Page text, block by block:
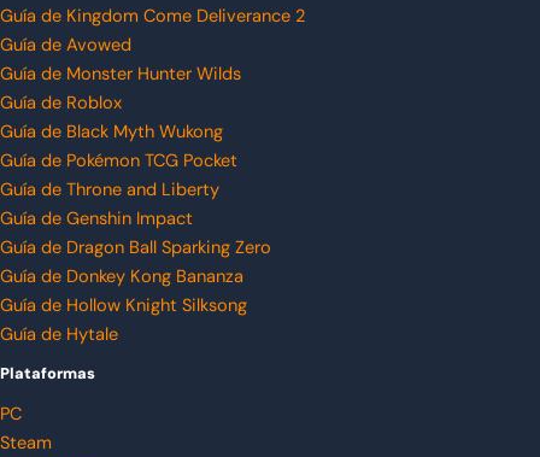
Guía de Kingdom Come Deliverance 2
Guía de Avowed
Guía de Monster Hunter Wilds
Guía de Roblox
Guía de Black Myth Wukong
Guía de Pokémon TCG Pocket
Guía de Throne and Liberty
Guía de Genshin Impact
Guía de Dragon Ball Sparking Zero
Guía de Donkey Kong Bananza
Guía de Hollow Knight Silksong
Guía de Hytale
Plataformas
PC
Steam